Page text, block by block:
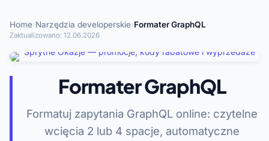
Home›Narzędzia developerskie›Formater GraphQL·
Zaktualizowano: 12.06.2026
Formater GraphQL
Formatuj zapytania GraphQL online: czytelne
wcięcia 2 lub 4 spacje, automatyczne